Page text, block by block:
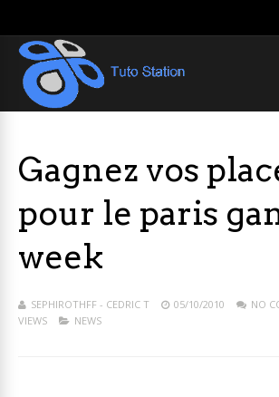
Gagnez vos
pour le paris
week
SEPHIROTHFF - CEDRIC T 05/10/2010 NO
VIEWS
NEWS